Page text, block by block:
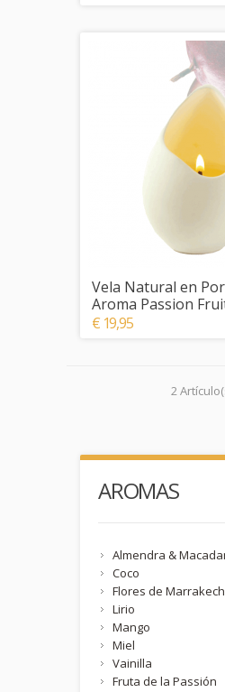
Vela Natural en
Aroma Passion
€ 19,95
2
AROMAS
Almendra &
Coco
Flores de Marrakech
Lirio
Mango
Miel
Vainilla
Fruta de la Passión